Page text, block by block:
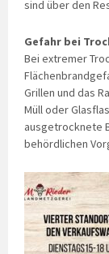
sind über den
Gefahr bei
Bei extremer
Grillen und das
Müll oder
ausgetrocknete
behördlichen